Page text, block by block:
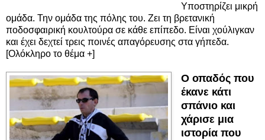
Υποστηρίζει μικρή
ομάδα. Την ομάδα της πόλης του. Ζει τη βρετανική
ποδοσφαιρική κουλτούρα σε κάθε επίπεδο. Είναι χούλιγκαν
και έχει δεχτεί τρεις ποινές απαγόρευσης στα γήπεδα.
[Ολόκληρο το θέμα +]
Ο οπαδός που
έκανε κάτι
σπάνιο και
χάρισε μια
ιστορία που